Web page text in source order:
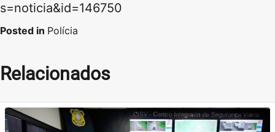
s=noticia&id=146750
Posted in Polícia
Relacionados